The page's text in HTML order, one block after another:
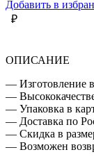
КАРАНДАШОМ
Добавить в
₽
ОПИСАНИЕ
— Изготовление
—
— Упаковка в
— Доставка по
— Скидка в
— Возможен